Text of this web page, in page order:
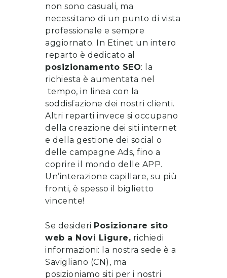
non sono casuali, ma
necessitano di un punto di vista
professionale e sempre
aggiornato. In Etinet un intero
reparto è dedicato al
posizionamento SEO: la
richiesta è aumentata nel
tempo, in linea con la
soddisfazione dei nostri clienti.
Altri reparti invece si occupano
della creazione dei siti internet
e della gestione dei social o
delle campagne Ads, fino a
coprire il mondo delle APP.
Un’interazione capillare, su più
fronti, è spesso il biglietto
vincente!
Se desideri Posizionare sito
web a Novi Ligure, richiedi
informazioni: la nostra sede è a
Savigliano (CN), ma
posizioniamo siti per i nostri